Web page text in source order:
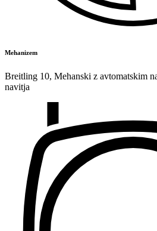
Mehanizem
Breitling 10, Mehanski z avtomatskim
navitja